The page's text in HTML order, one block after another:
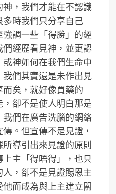
，我們才能在不認識
時我們只分享自己
強調一些「得勝」的經
經歷看見神，並更認
神如何在我們生命中
們其實還是未作出見
矣，就好像買藥的
卻不是使人明白那是
們在廣告洗腦的網絡
。但宣傳不是見證，
導引出來見證的原則
主「得唔得」，也只
，卻不是見證賜恩主
而成為與上主建立關